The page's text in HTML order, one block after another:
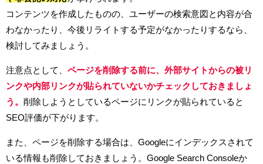
コンテンツを作成したものの、ユーザーの検索意図と内容が合
わなかったり、今後リライトする予定がなかったりするなら、
検討してみましょう。
注意点として、 ページを削除する前に、外部サイトからの被リ
ンクや内部リンクが貼られていないかチェックしておきましょ
う。 削除しようとしているページにリンクが貼られていると
SEO評価が下がります。
また、ページを削除する場合は、Googleにインデックスされて
いる情報も削除しておきましょう。Google Search Consoleか